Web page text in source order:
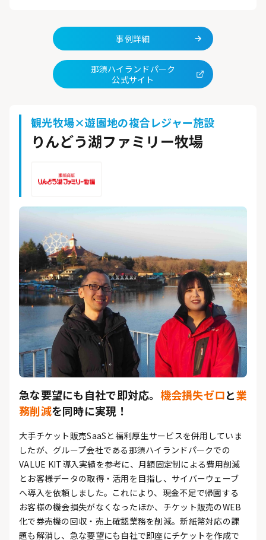
事例詳細
那須ハイランドパーク
公式サイト
観光牧場×遊園地の複合レジャー施設
りんどう湖ファミリー牧場
急な要望にも自社で即対応。 機会損失ゼロと業
務削減を同時に実現！
大手チケット販売SaaSと福利厚生サービスを併用していま
したが、グループ会社である那須ハイランドパークでの
VALUE KIT導入実績を参考に、月額固定制による費用削減
とお客様データの取得・活用を目指し、サイバーウェーブ
へ導入を依頼しました。これにより、現金不足で帰園する
お客様の機会損失がなくなったほか、チケット販売のWEB
化で券売機の回収・売上確認業務を削減。新紙幣対応の課
題も解消し、急な要望にも自社で即座にチケットを作成で